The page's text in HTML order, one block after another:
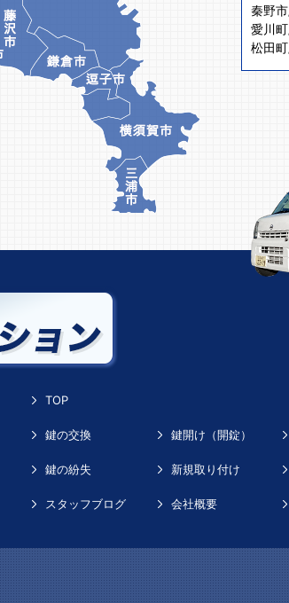
秦野市
愛川町
松田町
TOP
鍵の交換 鍵開け（開錠）
鍵の紛失 新規取り付け
スタッフブログ 会社概要